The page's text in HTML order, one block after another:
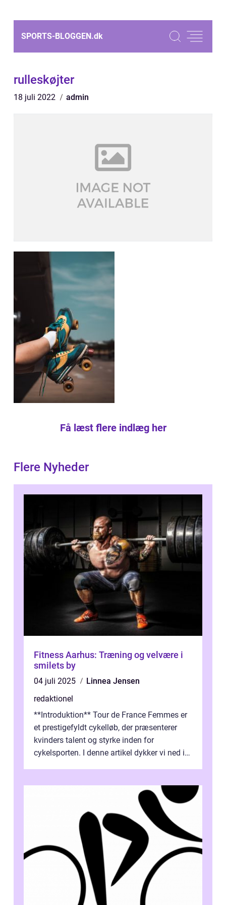
SPORTS-BLOGGEN.dk
rulleskøjter
18 juli 2022 admin
Få læst flere indlæg her
Flere Nyheder
Fitness Aarhus: Træning og velvære i
smilets by
04 juli 2025
Linnea Jensen
redaktionel
**Introduktion** Tour de France Femmes er
et prestigefyldt cykelløb, der præsenterer
kvinders talent og styrke inden for
cykelsporten. I denne artikel dykker vi ned i